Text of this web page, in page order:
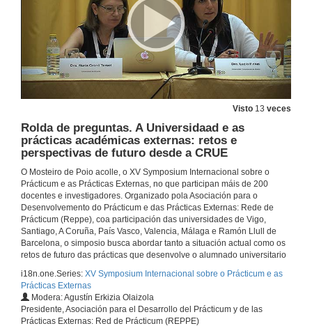
Visto 13 veces
Rolda de preguntas. A Universidaad e as
prácticas académicas externas: retos e
perspectivas de futuro desde a CRUE
O Mosteiro de Poio acolle, o XV Symposium Internacional sobre o
Prácticum e as Prácticas Externas, no que participan máis de 200
docentes e investigadores. Organizado pola Asociación para o
Desenvolvemento do Prácticum e das Prácticas Externas: Rede de
Prácticum (Reppe), coa participación das universidades de Vigo,
Santiago, A Coruña, País Vasco, Valencia, Málaga e Ramón Llull de
Barcelona, o simposio busca abordar tanto a situación actual como os
retos de futuro das prácticas que desenvolve o alumnado universitario
i18n.one.Series: XV Symposium Internacional sobre o Prácticum e as
Prácticas Externas
Modera: Agustín Erkizia Olaizola
Presidente, Asociación para el Desarrollo del Prácticum y de las
Prácticas Externas: Red de Prácticum (REPPE)
10 de xul. de 2019
Adela Valero, Felicita aos comités do Symposium, e destaca a importancia que dá a Universidade de Valencia, ás prácticas externas
10 de xul. de 2019
10 de xul. de 2019
Intervención de Celia Vesteiro Rodríguez
10 de xul. de 2019
Intervención de Mª Isabel Doval Ruiz
06 alcalde luciano.mp4